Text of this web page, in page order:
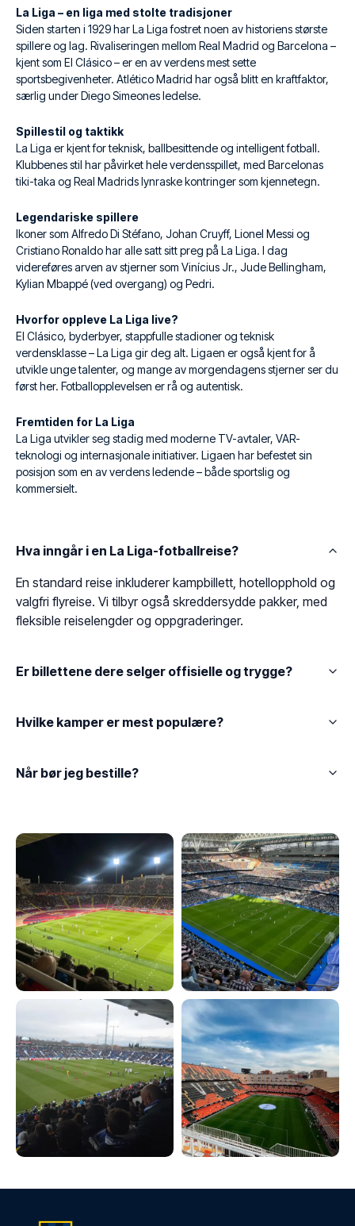
La Liga – en liga med stolte tradisjoner
Siden starten i 1929 har La Liga fostret noen av historiens største
spillere og lag. Rivaliseringen mellom Real Madrid og Barcelona –
kjent som El Clásico – er en av verdens mest sette
sportsbegivenheter. Atlético Madrid har også blitt en kraftfaktor,
særlig under Diego Simeones ledelse.
Spillestil og taktikk
La Liga er kjent for teknisk, ballbesittende og intelligent fotball.
Klubbenes stil har påvirket hele verdensspillet, med Barcelonas
tiki-taka og Real Madrids lynraske kontringer som kjennetegn.
Legendariske spillere
Ikoner som Alfredo Di Stéfano, Johan Cruyff, Lionel Messi og
Cristiano Ronaldo har alle satt sitt preg på La Liga. I dag
videreføres arven av stjerner som Vinícius Jr., Jude Bellingham,
Kylian Mbappé (ved overgang) og Pedri.
Hvorfor oppleve La Liga live?
El Clásico, byderbyer, stappfulle stadioner og teknisk
verdensklasse – La Liga gir deg alt. Ligaen er også kjent for å
utvikle unge talenter, og mange av morgendagens stjerner ser du
først her. Fotballopplevelsen er rå og autentisk.
Fremtiden for La Liga
La Liga utvikler seg stadig med moderne TV-avtaler, VAR-
teknologi og internasjonale initiativer. Ligaen har befestet sin
posisjon som en av verdens ledende – både sportslig og
kommersielt.
Hva inngår i en La Liga-fotballreise?
En standard reise inkluderer kampbillett, hotellopphold og
valgfri flyreise. Vi tilbyr også skreddersydde pakker, med
fleksible reiselengder og oppgraderinger.
Er billettene dere selger offisielle og trygge?
Hvilke kamper er mest populære?
Når bør jeg bestille?